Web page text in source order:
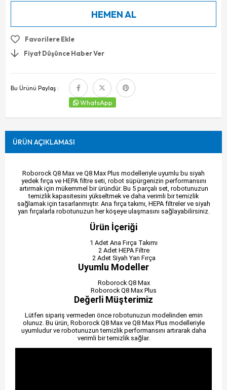
Favorilere Ekle
Fiyat Düşünce Haber Ver
Bu Ürünü Paylaş :
WhatsApp
ÜRÜN AÇIKLAMASI
Roborock Q8 Max ve Q8 Max Plus modelleriyle uyumlu bu siyah
yedek fırça ve HEPA filtre seti, robot süpürgenizin performansını
artırmak için mükemmel bir üründür. Bu 5 parçalı set, robotunuzun
temizlik kapasitesini yükseltmek ve daha verimli bir temizlik
sağlamak için tasarlanmıştır. Ana fırça takımı, HEPA filtreler ve siyah
yan fırçalarla robotunuzun her köşeye ulaşmasını sağlayabilirsiniz.
Ürün İçeriği
1 Adet Ana Fırça Takımı
2 Adet HEPA Filtre
2 Adet Siyah Yan Fırça
Uyumlu Modeller
Roborock Q8 Max
Roborock Q8 Max Plus
Değerli Müşterimiz
Lütfen sipariş vermeden önce robotunuzun modelinden emin
olunuz. Bu ürün, Roborock Q8 Max ve Q8 Max Plus modelleriyle
uyumludur ve robotunuzun temizlik performansını artırarak daha
verimli bir temizlik sağlar.